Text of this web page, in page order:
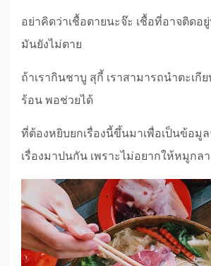
อย่าคิดว่าเชื้อตายนะจ๊ะ เชื้อที่อาจติดอ
มันยังไม่ตาย
ถ้าเรากินชาบู สุกี้ เราสามารถนำตะเกี
ร้อน พอช่วยได้
ที่ต้องหยิบยกเรื่องนี้ขึ้นมาเพื่อเป็นข้อมูล
เรื่องมาปนกัน เพราะไม่อยากให้หมูกล